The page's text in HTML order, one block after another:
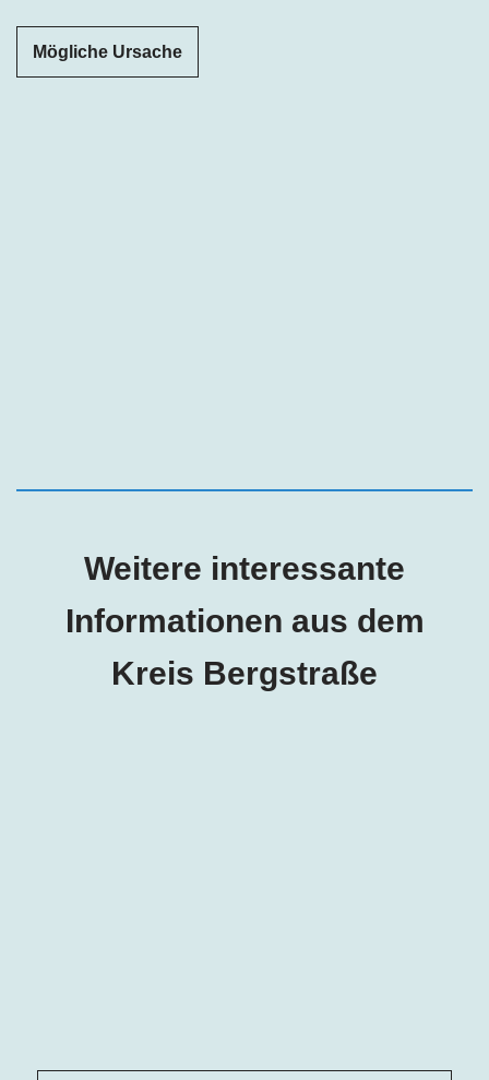
Mögliche Ursache
Weitere interessante
Informationen aus dem
Kreis Bergstraße